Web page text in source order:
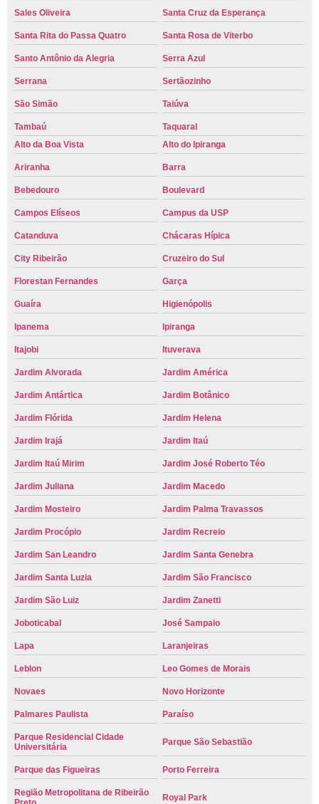
Sales Oliveira Santa Cruz da Esperança
Santa Rita do Passa Quatro Santa Rosa de Viterbo
Santo Antônio da Alegria Serra Azul
Serrana Sertãozinho
São Simão Taiúva
Tambaú
Taquaral
Alto da Boa Vista
Alto do Ipiranga
Ariranha Barra
Bebedouro Boulevard
Campos Elíseos Campus da USP
Catanduva Chácaras Hípica
City Ribeirão Cruzeiro do Sul
Florestan Fernandes Garça
Guaíra Higienópolis
Ipanema Ipiranga
Itajobi Ituverava
Jardim Alvorada Jardim América
Jardim Antártica Jardim Botânico
Jardim Flórida Jardim Helena
Jardim Irajá Jardim Itaú
Jardim Itaú Mirim Jardim José Roberto Téo
Jardim Juliana Jardim Macedo
Jardim Mosteiro Jardim Palma Travassos
Jardim Procópio Jardim Recreio
Jardim San Leandro Jardim Santa Genebra
Jardim Santa Luzia Jardim São Francisco
Jardim São Luiz Jardim Zanetti
Joboticabal José Sampaio
Lapa Laranjeiras
Leblon Leo Gomes de Morais
Novaes Novo Horizonte
Palmares Paulista Paraíso
Parque Residencial Cidade
Universitária
Parque São Sebastião
Parque das Figueiras Porto Ferreira
Região Metropolitana de Ribeirão
Royal Park